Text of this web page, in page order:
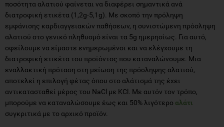
ποσότητα αλατιού φαίνεται να διαφέρει σημαντικά ανά
διατροφική ετικέτα (1,2g-5,1g). Με σκοπό την πρόληψη
εμφάνισης καρδιαγγειακών παθήσεων, η συνιστώμενη πρόσληψη
αλατιού στο γενικό πληθυσμό είναι τα 5g ημερησίως. Για αυτό,
οφείλουμε να είμαστε ενημερωμένοι και να ελέγχουμε τη
διατροφική ετικέτα του προϊόντος που καταναλώνουμε. Μια
εναλλακτική πρόταση στη μείωση της πρόσληψης αλατιού,
αποτελεί η επιλογή φέτας όπου στο αλάτισμά της έχει
αντικατασταθεί μέρος του NaCl με KCl. Με αυτόν τον τρόπο,
μπορούμε να καταναλώσουμε έως και 50% λιγότερο αλάτι
συγκριτικά με το αρχικό προϊόν.